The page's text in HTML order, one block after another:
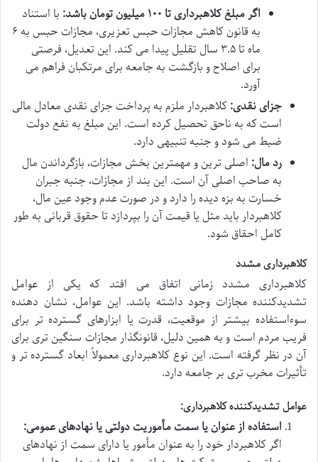
اگر مبلغ کلاهبرداری تا ۱۰۰ میلیون تومان باشد:
با استناد
به قانون کاهش مجازات حبس تعزیری، مجازات حبس به ۶
ماه تا ۳.۵ سال تقلیل پیدا می کند. این تعدیل، فرصتی
برای اصلاح و بازگشت به جامعه برای مرتکبان فراهم می
آورد.
جزای نقدی:کلاهبردار ملزم به پرداخت جزای نقدی معادل مالی
است که به ناحق تحصیل کرده است. این مبلغ به نفع دولت
ضبط می شود و جنبه تنبیهی دارد.
رد مال: اصلی ترین و مهمترین بخش مجازات، بازگرداندن مال
به صاحب اصلی آن است. این بند از مجازات، جنبه جبران
خسارت به بزه دیده را دارد و در صورت عدم وجود عین مال،
کلاهبردار باید مثل یا قیمت آن را بپردازد تا حقوق قربانی به طور
کامل احقاق شود.
کلاهبرداری مشدد
کلاهبرداری مشدد زمانی اتفاق می افتد که یکی از عوامل
تشدیدکننده مجازات وجود داشته باشد. این عوامل، نشان دهنده
سوءاستفاده بیشتر از موقعیت، قدرت یا ابزارهای گسترده تر برای
فریب مردم است و به همین دلیل، قانونگذار مجازات سنگین تری برای
آن در نظر گرفته است. این نوع کلاهبرداری معمولاً ابعاد گسترده تر و
تأثیرات مخرب تری بر جامعه دارد.
عوامل تشدیدکننده کلاهبرداری:
استفاده از عنوان یا سمت مأموریت دولتی یا نهادهای عمومی:
اگر کلاهبردار خود را به عنوان مأمور یا دارای سمت از نهادهای